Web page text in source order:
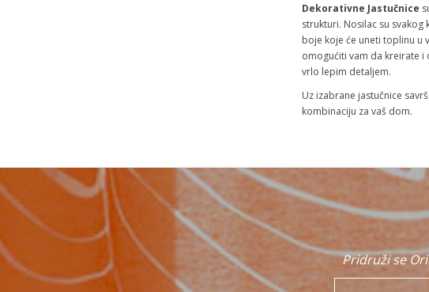
Dekorativne Jastučnice
strukturi. Nosilac su
boje koje će uneti toplinu u
omogućiti vam da kreirate i
vrlo lepim detaljem.
Uz izabrane jastučnice
kombinaciju za vaš dom.
Pridruži se